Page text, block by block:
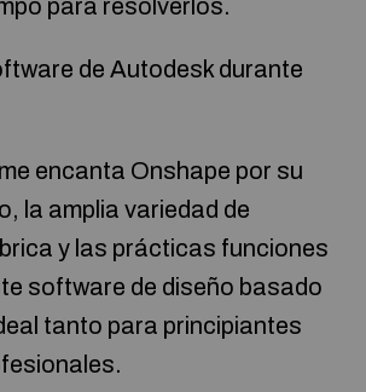
para resolverlos.
de Autodesk durante
encanta Onshape por su
la amplia variedad de
y las prácticas funciones
software de diseño basado
tanto para principiantes